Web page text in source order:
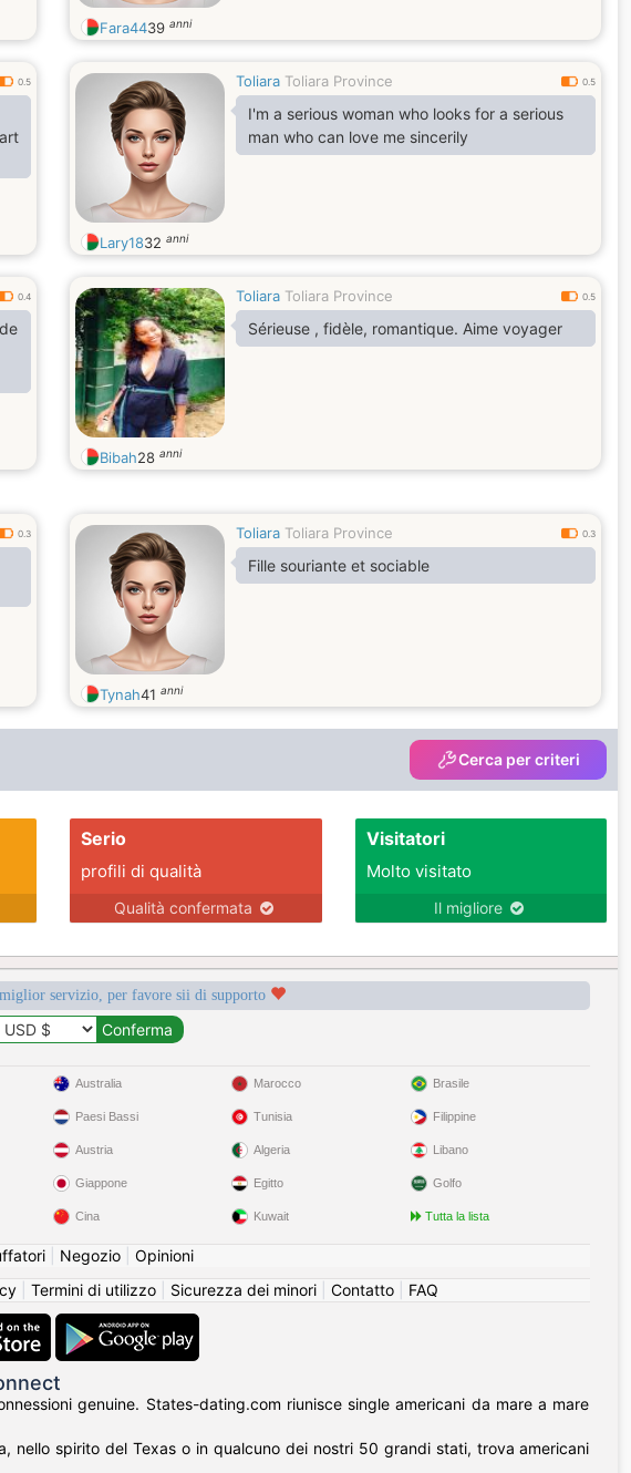
Fara4439 anni
0.5 Toliara Toliara Province 0.5
I'm a serious woman who looks for a serious
man who can love me sincerily
Lary1832 anni
0.4 Toliara Toliara Province 0.5
Sérieuse , fidèle, romantique. Aime voyager
Bibah28 anni
0.3 Toliara Toliara Province 0.3
Fille souriante et sociable
Tynah41 anni
Cerca per criteri
Serio
profili di qualità
Qualità confermata
Visitatori
Molto visitato
Il migliore
servizio, per favore sii di supporto
Australia
Paesi Bassi
Austria
Giappone
Cina
Marocco
Tunisia
Algeria
Egitto
Kuwait
Brasile
Filippine
Libano
Golfo
Tutta la lista
| Negozio| Opinioni
Termini di utilizzo Sicurezza dei minori Contatto FAQ
genuine. States-dating.com riunisce single americani da mare a mare
nello spirito del Texas o in qualcuno dei nostri 50 grandi stati, trova americani